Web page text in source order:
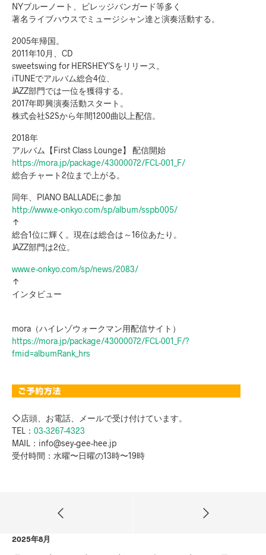
NYブルーノート、ビレッジバンガード等多く
著名ライブハウスでミュージシャン達と演奏活動する。
2005年帰国。
2011年10月、CD
sweetswing for HERSHEY’Sをリリース。
iTUNEでアルバム総合4位、
JAZZ部門では一位を獲得する。
2017年即興演奏活動スタート。
株式会社S2Sから年間1200曲以上配信。
2018年
アルバム【First Class Lounge】 配信開始
https://mora.jp/package/43000072/FCL-001_F/
総合チャート2位まで上がる。
同年、PIANO BALLADEに参加
http://www.e-onkyo.com/sp/album/sspb005/
↑
総合1位に輝く。現在は総合は～16位あたり。
JAZZ部門は2位。
www.e-onkyo.com/sp/news/2083/
↑
インタビュー
mora（ハイレゾウォークマン用配信サイト）
https://mora.jp/package/43000072/FCL-001_F/?
fmid=albumRank_hrs
◇店頭、お電話、メールで受け付けています。
TEL： 03-3267-4323
MAIL：info@sey-gee-hee.jp
受付時間：水曜〜日曜の13時〜19時
2025年8月